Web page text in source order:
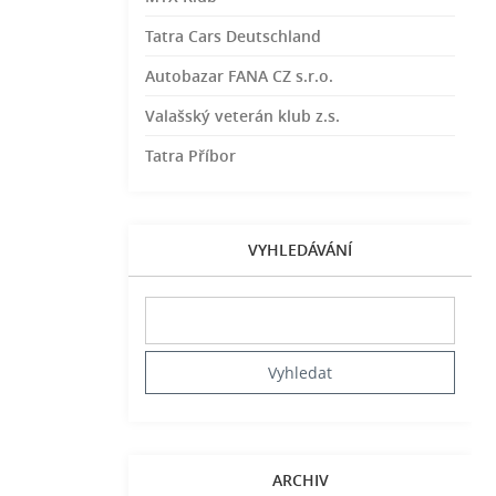
Tatra Cars Deutschland
Autobazar FANA CZ s.r.o.
Valašský veterán klub z.s.
Tatra Příbor
VYHLEDÁVÁNÍ
ARCHIV